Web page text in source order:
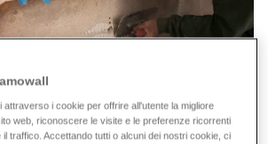
attraverso i cookie per offrire all'utente la migliore
web, riconoscere le visite e le preferenze ricorrenti
traffico. Accettando tutti o alcuni dei nostri cookie, ci